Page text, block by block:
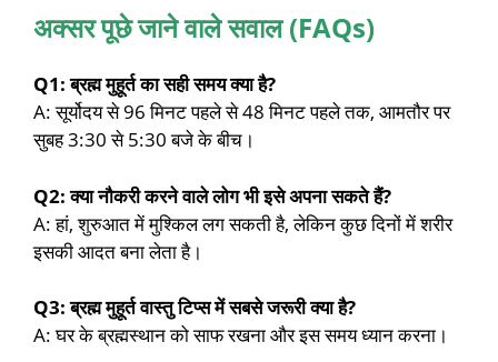
अक्सर पूछे जाने वाले सवाल (FAQs)
Q1: ब्रह्म मुहूर्त का सही समय क्या है?
A: सूर्योदय से 96 मिनट पहले से 48 मिनट पहले तक, आमतौर पर
सुबह 3:30 से 5:30 बजे के बीच।
Q2: क्या नौकरी करने वाले लोग भी इसे अपना सकते हैं?
A: हां, शुरुआत में मुश्किल लग सकती है, लेकिन कुछ दिनों में शरीर
इसकी आदत बना लेता है।
Q3: ब्रह्म मुहूर्त वास्तु टिप्स में सबसे जरूरी क्या है?
A: घर के ब्रह्मस्थान को साफ रखना और इस समय ध्यान करना।